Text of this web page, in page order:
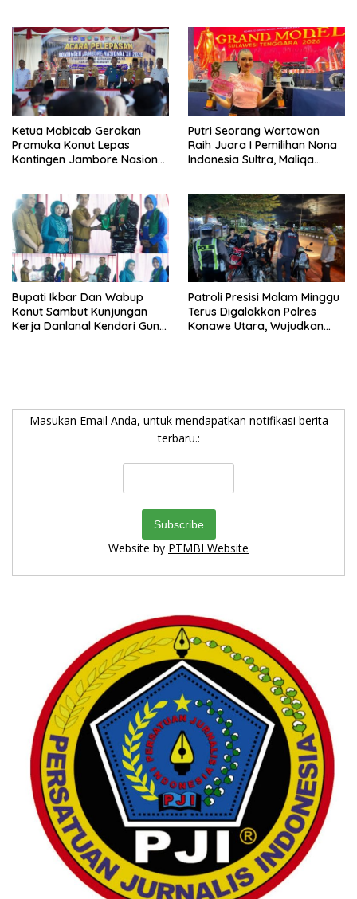
Ketua Mabicab Gerakan
Pramuka Konut Lepas
Kontingen Jambore Nasional
Putri Seorang Wartawan
‎Raih Juara I Pemilihan Nona
Indonesia Sultra, Maliqa
Pada Pemilihan NONA
Indonesia
Bupati Ikbar Dan Wabup
Konut Sambut Kunjungan
Kerja Danlanal Kendari Guna
Patroli Presisi Malam Minggu
Terus Digalakkan Polres
Konawe Utara, Wujudkan
Masukan Email Anda, untuk mendapatkan notifikasi berita
terbaru.:
Website by PTMBI Website